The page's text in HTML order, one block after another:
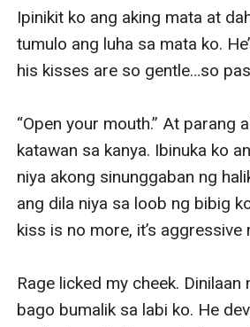
Ipinikit ko ang aking mata at
tumulo ang luha sa mata ko.
his kisses are so gentle…so
“Open your mouth.” At parang
katawan sa kanya. Ibinuka ko
niya akong sinunggaban ng
ang dila niya sa loob ng bibig
kiss is no more, it’s
Rage licked my cheek. Dinilaan
bago bumalik sa labi ko. He